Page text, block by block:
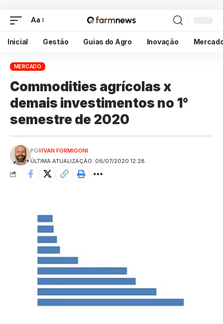
Aa
Inicial Gestão Guias do Agro Inovação
MERCADO
Commodities agrícolas x
demais investimentos no 1°
semestre de 2020
ÚLTIMA ATUALIZAÇÃO: 06/07/2020 12:28
PORIVAN FORMIGONI